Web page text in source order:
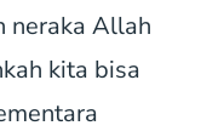
neraka Allah
kita bisa